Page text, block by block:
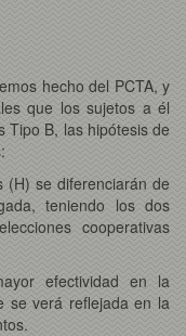
hecho del PCTA, y
que los sujetos a él
Tipo B, las hipótesis de
(H) se diferenciarán de
teniendo los dos
cooperativas
efectividad en la
se verá reflejada en la